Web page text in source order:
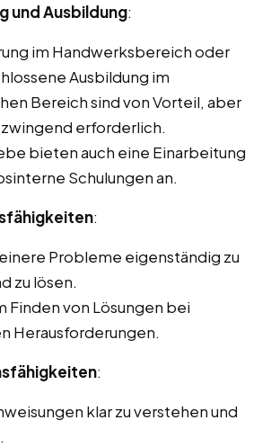
und Ausbildung:
im Handwerksbereich oder
Ausbildung im
Bereich sind von Vorteil, aber
erforderlich.
bieten auch eine Einarbeitung
Schulungen an.
:
Probleme eigenständig zu
zu lösen.
Finden von Lösungen bei
Herausforderungen.
:
klar zu verstehen und